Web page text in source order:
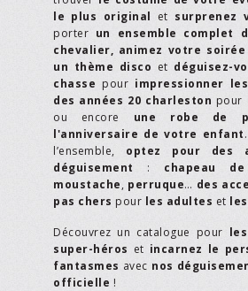
le plus original et surprenez
porter un ensemble complet
chevalier, animez votre soirée
un thème disco et déguisez-
chasse pour impressionner
des années 20 charleston pour
ou encore une robe de
l'anniversaire de votre enfant
l’ensemble, optez pour des
déguisement : chapeau
moustache, perruque… des
pas chers pour les adultes et
Découvrez un catalogue pour
super-héros et incarnez le
fantasmes avec nos
officielle !